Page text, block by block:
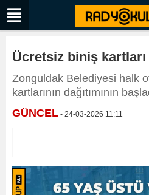
Ücretsiz biniş kartları
Zonguldak Belediyesi halk
kartlarının dağıtımının
GÜNCEL - 24-03-2026 11:11